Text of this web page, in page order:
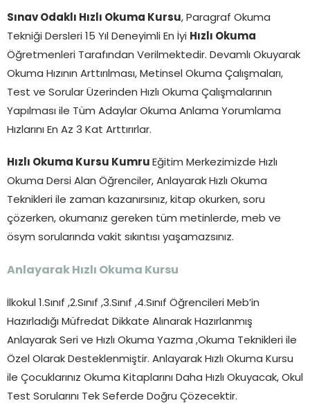
Sınav Odaklı Hızlı Okuma Kursu , Paragraf Okuma
Tekniği Dersleri 15 Yıl Deneyimli En İyi Hızlı Okuma
Öğretmenleri Tarafından Verilmektedir. Devamlı Okuyarak
Okuma Hızının Arttırılması, Metinsel Okuma Çalışmaları,
Test ve Sorular Üzerinden Hızlı Okuma Çalışmalarının
Yapılması ile Tüm Adaylar Okuma Anlama Yorumlama
Hızlarını En Az 3 Kat Arttırırlar.
Hızlı Okuma Kursu Kumru Eğitim Merkezimizde Hızlı
Okuma Dersi Alan Öğrenciler, Anlayarak Hızlı Okuma
Teknikleri ile zaman kazanırsınız, kitap okurken, soru
çözerken, okumanız gereken tüm metinlerde, meb ve
ösym sorularında vakit sıkıntısı yaşamazsınız.
Anlayarak Hızlı Okuma Kursu
İlkokul 1.Sınıf ,2.Sınıf ,3.Sınıf ,4.Sınıf Öğrencileri Meb’in
Hazırladığı Müfredat Dikkate Alınarak Hazırlanmış
Anlayarak Seri ve Hızlı Okuma Yazma ,Okuma Teknikleri ile
Özel Olarak Desteklenmiştir. Anlayarak Hızlı Okuma Kursu
ile Çocuklarınız Okuma Kitaplarını Daha Hızlı Okuyacak, Okul
Test Sorularını Tek Seferde Doğru Çözecektir.